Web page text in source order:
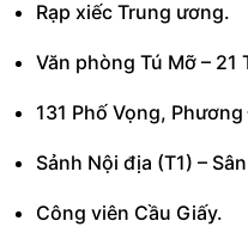
Rạp xiếc Trung ương.
Văn phòng Tú Mỡ – 21
131 Phố Vọng,
Sảnh Nội địa (T1) –
Công viên Cầu Giấy.